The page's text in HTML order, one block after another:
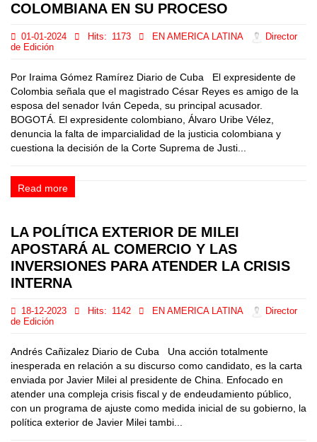
COLOMBIANA EN SU PROCESO
01-01-2024 Hits: 1173 EN AMERICA LATINA
Director
de Edición
Por Iraima Gómez Ramírez Diario de Cuba El expresidente de
Colombia señala que el magistrado César Reyes es amigo de la
esposa del senador Iván Cepeda, su principal acusador.
BOGOTÁ. El expresidente colombiano, Álvaro Uribe Vélez,
denuncia la falta de imparcialidad de la justicia colombiana y
cuestiona la decisión de la Corte Suprema de Justi...
Read more
LA POLÍTICA EXTERIOR DE MILEI
APOSTARÁ AL COMERCIO Y LAS
INVERSIONES PARA ATENDER LA CRISIS
INTERNA
18-12-2023 Hits: 1142 EN AMERICA LATINA
Director
de Edición
Andrés Cañizalez Diario de Cuba Una acción totalmente
inesperada en relación a su discurso como candidato, es la carta
enviada por Javier Milei al presidente de China. Enfocado en
atender una compleja crisis fiscal y de endeudamiento público,
con un programa de ajuste como medida inicial de su gobierno, la
política exterior de Javier Milei tambi...